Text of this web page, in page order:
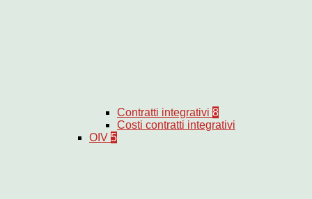
Contratti integrativi 8
Costi contratti integrativi
OIV 5